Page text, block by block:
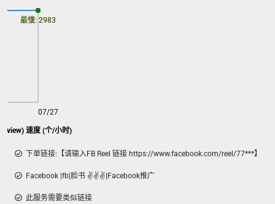
(view) 速度 (个/小时)
07/27
最慢: 2983
最快: 2983
下单链接:【请输入FB Reel 链接 https://www.facebook.com/reel/77***】
Facebook |fb|脸书 ✌️✌️✌️|Facebook推广
此服务需要类似链接